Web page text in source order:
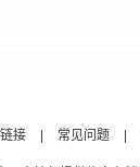
接 常见问题